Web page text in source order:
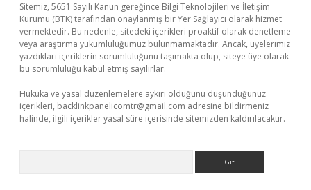
Sitemiz, 5651 Sayılı Kanun gereğince Bilgi Teknolojileri ve İletişim
Kurumu (BTK) tarafından onaylanmış bir Yer Sağlayıcı olarak hizmet
vermektedir. Bu nedenle, sitedeki içerikleri proaktif olarak denetleme
veya araştırma yükümlülüğümüz bulunmamaktadır. Ancak, üyelerimiz
yazdıkları içeriklerin sorumluluğunu taşımakta olup, siteye üye olarak
bu sorumluluğu kabul etmiş sayılırlar.
Hukuka ve yasal düzenlemelere aykırı olduğunu düşündüğünüz
içerikleri, backlinkpanelicomtr@gmail.com adresine bildirmeniz
halinde, ilgili içerikler yasal süre içerisinde sitemizden kaldırılacaktır.